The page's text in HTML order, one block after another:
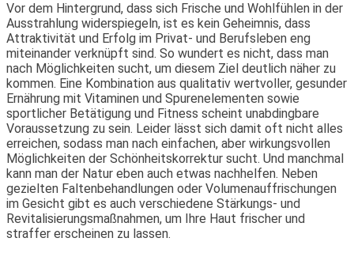
Vor dem Hintergrund, dass sich Frische und Wohlfühlen in der
Ausstrahlung widerspiegeln, ist es kein Geheimnis, dass
Attraktivität und Erfolg im Privat- und Berufsleben eng
miteinander verknüpft sind. So wundert es nicht, dass man
nach Möglichkeiten sucht, um diesem Ziel deutlich näher zu
kommen. Eine Kombination aus qualitativ wertvoller, gesunder
Ernährung mit Vitaminen und Spurenelementen sowie
sportlicher Betätigung und Fitness scheint unabdingbare
Voraussetzung zu sein. Leider lässt sich damit oft nicht alles
erreichen, sodass man nach einfachen, aber wirkungsvollen
Möglichkeiten der Schönheitskorrektur sucht. Und manchmal
kann man der Natur eben auch etwas nachhelfen. Neben
gezielten Faltenbehandlungen oder Volumenauffrischungen
im Gesicht gibt es auch verschiedene Stärkungs- und
Revitalisierungsmaßnahmen, um Ihre Haut frischer und
straffer erscheinen zu lassen.